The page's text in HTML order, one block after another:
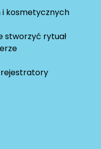
i kosmetycznych
stworzyć rytuał